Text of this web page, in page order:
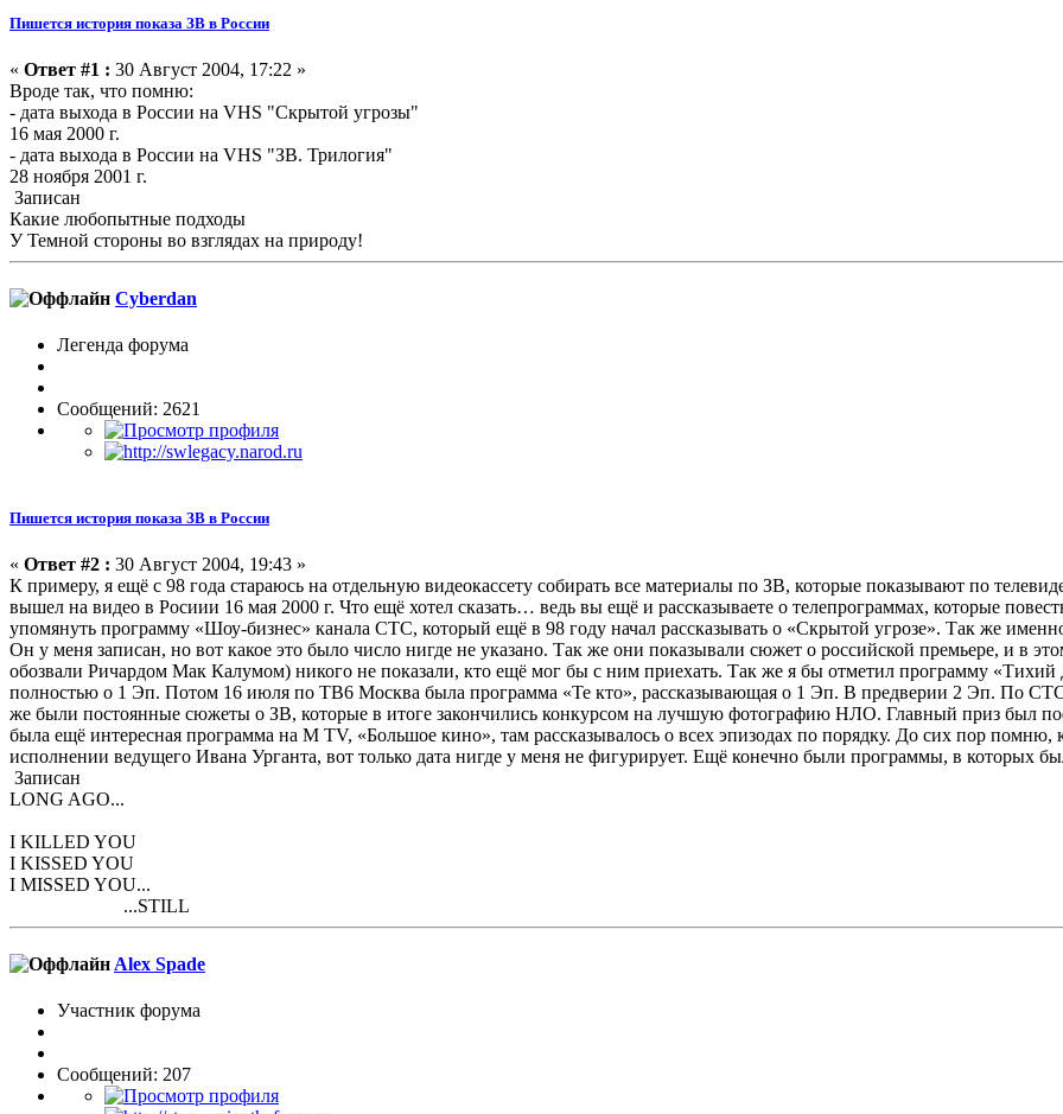
Пишется история показа ЗВ в России
« Ответ #1 : 30 Август 2004, 17:22 »
Вроде так, что помню:
- дата выхода в России на VHS "Скрытой угрозы"
16 мая 2000 г.
- дата выхода в России на VHS "ЗВ. Трилогия"
28 ноября 2001 г.
Записан
Какие любопытные подходы
У Темной стороны во взглядах на природу!
Cyberdan
Легенда форума
Сообщений: 2621
Пишется история показа ЗВ в России
« Ответ #2 : 30 Август 2004, 19:43 »
К примеру, я ещё с 98 года стараюсь на отдельную видеокассету собирать все материалы по ЗВ, которые показывают по
вышел на видео в Росиии 16 мая 2000 г. Что ещё хотел сказать… ведь вы ещё и рассказываете о телепрограммах, которые
упомянуть программу «Шоу-бизнес» канала СТС, который ещё в 98 году начал рассказывать о «Скрытой угрозе». Так же
Он у меня записан, но вот какое это было число нигде не указано. Так же они показывали сюжет о российской премьере, и в
обозвали Ричардом Мак Калумом) никого не показали, кто ещё мог бы с ним приехать. Так же я бы отметил программу
полностью о 1 Эп. Потом 16 июля по ТВ6 Москва была программа «Те кто», рассказывающая о 1 Эп. В предверии 2 Эп. По СТС
же были постоянные сюжеты о ЗВ, которые в итоге закончились конкурсом на лучшую фотографию НЛО. Главный приз был
была ещё интересная программа на M TV, «Большое кино», там рассказывалось о всех эпизодах по порядку. До сих пор помню,
исполнении ведущего Ивана Урганта, вот только дата нигде у меня не фигурирует. Ещё конечно были программы, в которых
Записан
LONG AGO...
I KILLED YOU
I KISSED YOU
I MISSED YOU...
...STILL
Alex Spade
Участник форума
Сообщений: 207